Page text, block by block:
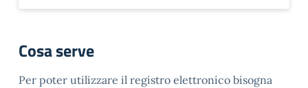
Cosa serve
Per poter utilizzare il registro elettronico bisogna